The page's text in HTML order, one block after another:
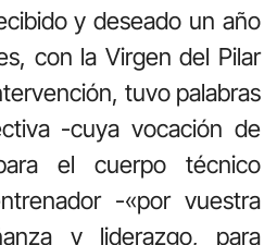
y deseado un año
con la Virgen del Pilar
tuvo palabras
-cuya vocación de
el cuerpo técnico
-«por vuestra
y liderazgo, para